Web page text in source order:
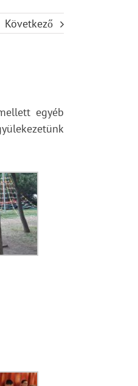
Következő
egyéb